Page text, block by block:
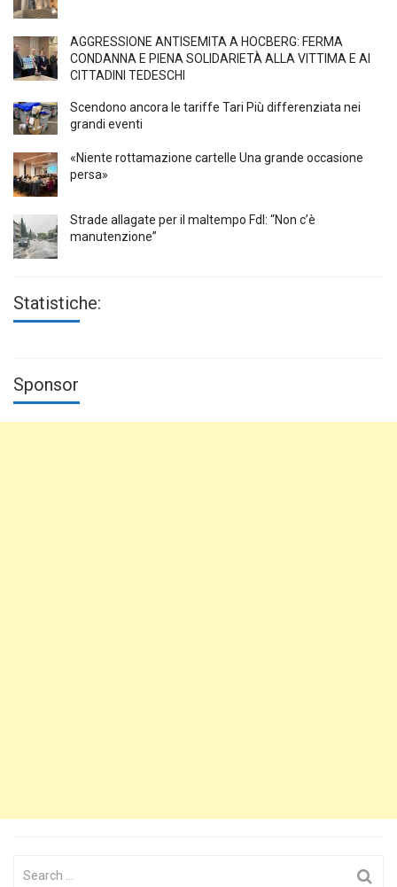
AGGRESSIONE ANTISEMITA A HÖCBERG: FERMA
CONDANNA E PIENA SOLIDARIETÀ ALLA VITTIMA E AI
CITTADINI TEDESCHI
Scendono ancora le tariffe Tari Più differenziata nei
grandi eventi
«Niente rottamazione cartelle Una grande occasione
persa»
Strade allagate per il maltempo FdI: “Non c’è
manutenzione”
Statistiche:
Sponsor
Search